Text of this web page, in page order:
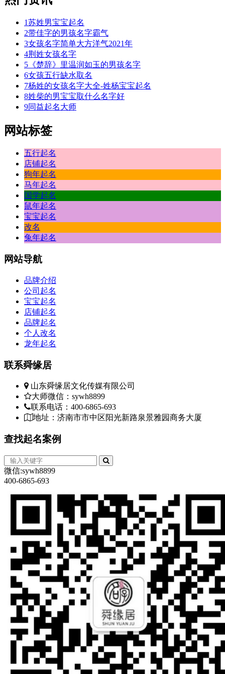
1苏姓男宝宝起名
2带佳字的男孩名字霸气
3女孩名字简单大方洋气2021年
4荆姓女孩名字
5 《楚辞》里温润如玉的男孩名字
6女孩五行缺水取名
7杨姓的女孩名字大全-姓杨宝宝起名
8姓柴的男宝宝取什么名字好
9同益起名大师
网站标签
五行起名
店铺起名
狗年起名
马年起名
国学起名
鼠年起名
宝宝起名
改名
兔年起名
网站导航
品牌介绍
公司起名
宝宝起名
店铺起名
品牌起名
个人改名
龙年起名
联系舜缘居
山东舜缘居文化传媒有限公司
大师微信：sywh8899
联系电话：400-6865-693
地址：济南市市中区阳光新路泉景雅园商务大厦
查找起名案例
微信:sywh8899
400-6865-693